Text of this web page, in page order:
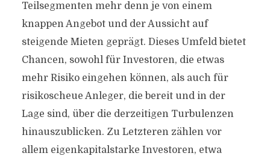
Teilsegmenten mehr denn je von einem
knappen Angebot und der Aussicht auf
steigende Mieten geprägt. Dieses Umfeld bietet
Chancen, sowohl für Investoren, die etwas
mehr Risiko eingehen können, als auch für
risikoscheue Anleger, die bereit und in der
Lage sind, über die derzeitigen Turbulenzen
hinauszublicken. Zu Letzteren zählen vor
allem eigenkapitalstarke Investoren, etwa